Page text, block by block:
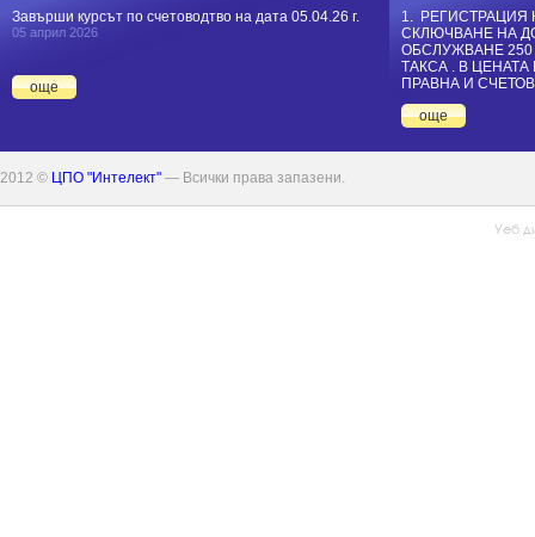
Завърши курсът по счетоводтво на дата 05.04.26 г.
05 април 2026
още
1. РЕГИСТРАЦИЯ
СКЛЮЧВАНЕ НА
ОБСЛУЖВАНЕ
ТАКСА . В
ПРАВНА И
още
2012 © ЦПО "Интелект" — Всички права запазени.
Уеб